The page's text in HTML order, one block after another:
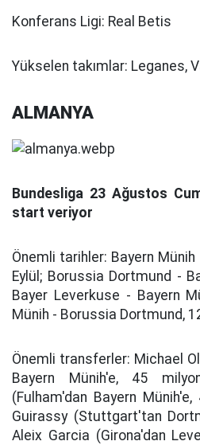
Konferans Ligi: Real Betis
Yükselen takımlar: Leganes,
ALMANYA
Bundesliga 23 Ağustos
start veriyor
Önemli tarihler: Bayern
Eylül; Borussia Dortmund -
Bayer Leverkuse - Bayern
Münih - Borussia Dortmund,
Önemli transferler: Michael
Bayern Münih'e, 45
(Fulham'dan Bayern
Guirassy (Stuttgart'tan
Aleix Garcia (Girona'dan